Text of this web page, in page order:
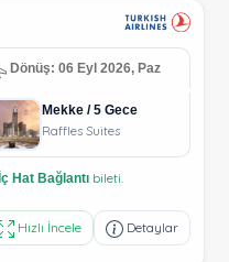
Dönüş: 06 Eyl 2026, Paz
Mekke / 5 Gece
Raffles Suites
İç Hat Bağlantıbileti.
Hızlı İncele Detaylar